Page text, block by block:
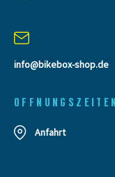
info@bikebox-shop.de
OFFNUNGSZEITEN
Anfahrt